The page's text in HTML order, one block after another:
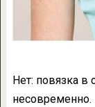
Нет: повязка в
несовременно.